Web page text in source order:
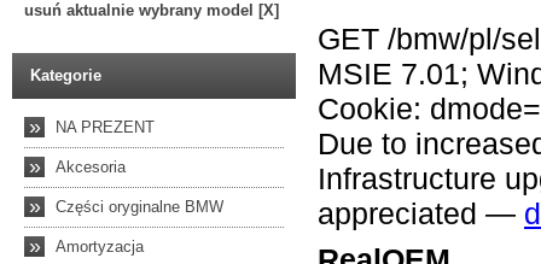
usuń aktualnie wybrany model [X]
Kategorie
» NA PREZENT
» Akcesoria
» Części oryginalne BMW
» Amortyzacja